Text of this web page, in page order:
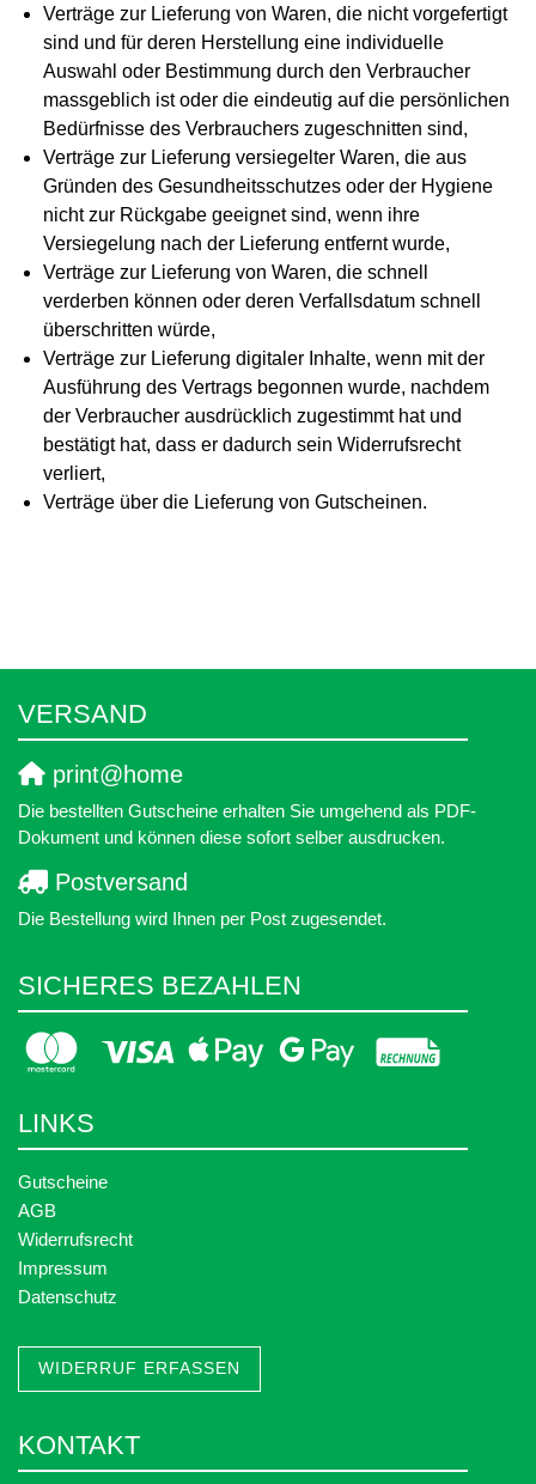
Verträge zur Lieferung von Waren, die nicht vorgefertigt
sind und für deren Herstellung eine individuelle
Auswahl oder Bestimmung durch den Verbraucher
massgeblich ist oder die eindeutig auf die persönlichen
Bedürfnisse des Verbrauchers zugeschnitten sind,
Verträge zur Lieferung versiegelter Waren, die aus
Gründen des Gesundheitsschutzes oder der Hygiene
nicht zur Rückgabe geeignet sind, wenn ihre
Versiegelung nach der Lieferung entfernt wurde,
Verträge zur Lieferung von Waren, die schnell
verderben können oder deren Verfallsdatum schnell
überschritten würde,
Verträge zur Lieferung digitaler Inhalte, wenn mit der
Ausführung des Vertrags begonnen wurde, nachdem
der Verbraucher ausdrücklich zugestimmt hat und
bestätigt hat, dass er dadurch sein Widerrufsrecht
verliert,
Verträge über die Lieferung von Gutscheinen.
VERSAND
print@home
Die bestellten Gutscheine erhalten Sie umgehend als PDF-
Dokument und können diese sofort selber ausdrucken.
Postversand
Die Bestellung wird Ihnen per Post zugesendet.
SICHERES BEZAHLEN
LINKS
Gutscheine
AGB
Widerrufsrecht
Impressum
Datenschutz
WIDERRUF ERFASSEN
KONTAKT